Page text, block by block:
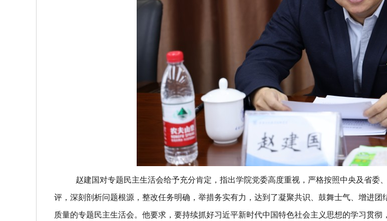
赵建国对专题民主生活会给予充分肯定，指出学院党委高度重视，严格按照中央及省
评，深刻剖析问题根源，整改任务明确，举措务实有力，达到了凝聚共识、鼓舞士气、增进
质量的专题民主生活会。他要求，要持续抓好习近平新时代中国特色社会主义思想的学习贯